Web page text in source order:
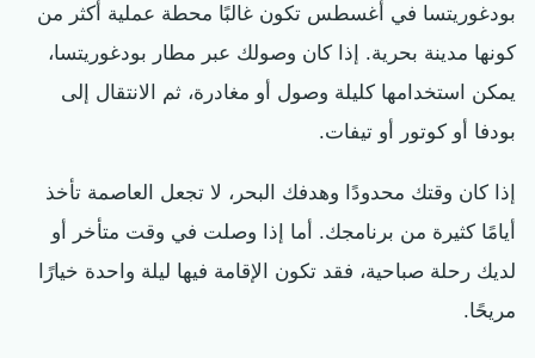
بودغوريتسا في أغسطس تكون غالبًا محطة عملية أكثر من
كونها مدينة بحرية. إذا كان وصولك عبر مطار بودغوريتسا،
يمكن استخدامها كليلة وصول أو مغادرة، ثم الانتقال إلى
بودفا أو كوتور أو تيفات.
إذا كان وقتك محدودًا وهدفك البحر، لا تجعل العاصمة تأخذ
أيامًا كثيرة من برنامجك. أما إذا وصلت في وقت متأخر أو
لديك رحلة صباحية، فقد تكون الإقامة فيها ليلة واحدة خيارًا
مريحًا.